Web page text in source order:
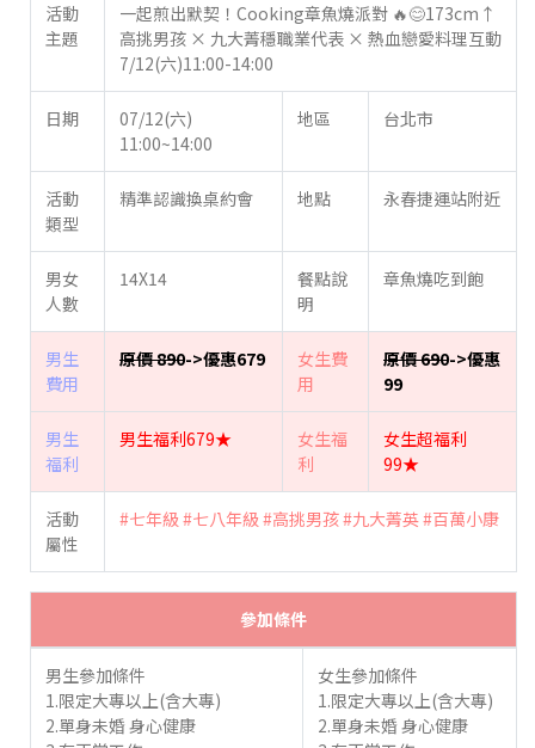
活動
主題
一起煎出默契！Cooking章魚燒派對 🔥😊173cm↑
高挑男孩 × 九大菁穩職業代表 × 熱血戀愛料理互動
7/12(六)11:00-14:00
日期
07/12(六)
11:00~14:00
地區 台北市
活動
類型
精準認識換桌約會 地點 永春捷運站附近
男女
人數
14X14
餐點說
明
章魚燒吃到飽
男生
費用
原價 890->優惠679
女生費
用
原價 690->優惠
99
男生
福利
男生福利679★
女生福
利
女生超福利
99★
活動
屬性
#七年級 #七八年級 #高挑男孩#九大菁英#百萬小康
參加條件
男生參加條件
1.限定大專以上(含大專)
2.單身未婚 身心健康
女生參加條件
1.限定大專以上(含大專)
2.單身未婚 身心健康